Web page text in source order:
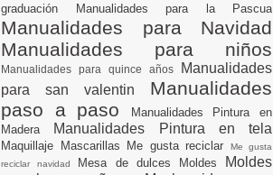
graduación Manualidades para la Pascua
Manualidades para Navidad
Manualidades para niños
Manualidades para quince años
Manualidades
para san valentin Manualidades
paso a paso
Manualidades Pintura en
Madera
Manualidades Pintura en tela
Maquillaje Mascarillas Me gusta reciclar
Me gusta
reciclar navidad Mesa de dulces Moldes
Moldes